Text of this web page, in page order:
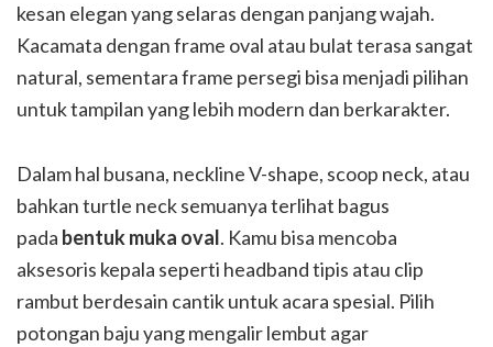
kesan elegan yang selaras dengan panjang wajah.
Kacamata dengan frame oval atau bulat terasa sangat
natural, sementara frame persegi bisa menjadi pilihan
untuk tampilan yang lebih modern dan berkarakter.
Dalam hal busana, neckline V-shape, scoop neck, atau
bahkan turtle neck semuanya terlihat bagus
pada bentuk muka oval. Kamu bisa mencoba
aksesoris kepala seperti headband tipis atau clip
rambut berdesain cantik untuk acara spesial. Pilih
potongan baju yang mengalir lembut agar